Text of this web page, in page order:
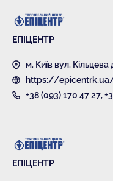
ЕПІЦЕНТР
м. Київ вул.
https://
+38 (093) 170 47 27,
ЕПІЦЕНТР